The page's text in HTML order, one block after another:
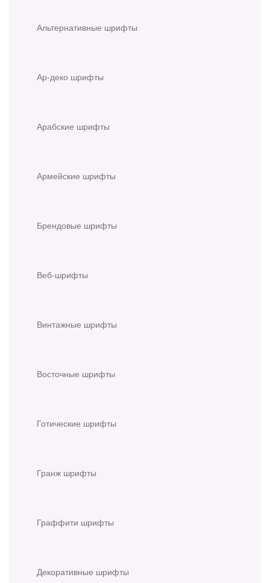
Альтернативные шрифты
Ар-деко шрифты
Арабские шрифты
Армейские шрифты
Брендовые шрифты
Веб-шрифты
Винтажные шрифты
Восточные шрифты
Готические шрифты
Гранж шрифты
Граффити шрифты
Декоративные шрифты